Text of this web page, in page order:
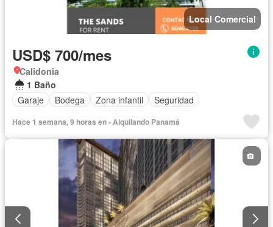
Local Comercial
USD$ 700/mes
Calidonia
1 Baño
Garaje
Bodega Zona infantil Seguridad
Hace 1 semana, 9 horas en - Alquilando Panamá